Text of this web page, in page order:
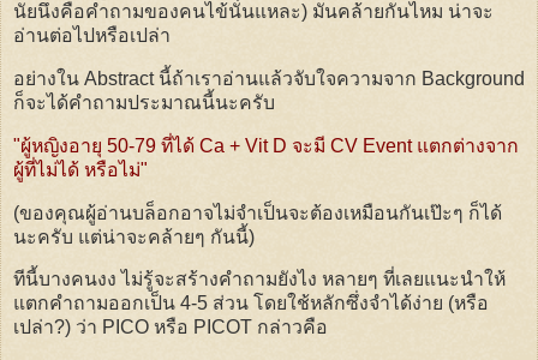
นัยนึงคือคำถามของคนไข้นั่นแหละ) มันคล้ายกันไหม น่าจะ
อ่านต่อไปหรือเปล่า
อย่างใน Abstract นี้ถ้าเราอ่านแล้วจับใจความจาก Background
ก็จะได้คำถามประมาณนี้นะครับ
"ผู้หญิงอายุ 50-79 ที่ได้ Ca + Vit D จะมี CV Event แตกต่างจาก
ผู้ที่ไม่ได้ หรือไม่"
(ของคุณผู้อ่านบล็อกอาจไม่จำเป็นจะต้องเหมือนกันเป๊ะๆ ก็ได้
นะครับ แต่น่าจะคล้ายๆ กันนี้)
ทีนี้บางคนงง ไม่รู้จะสร้างคำถามยังไง หลายๆ ที่เลยแนะนำให้
แตกคำถามออกเป็น 4-5 ส่วน โดยใช้หลักซึ่งจำได้ง่าย (หรือ
เปล่า?) ว่า PICO หรือ PICOT กล่าวคือ